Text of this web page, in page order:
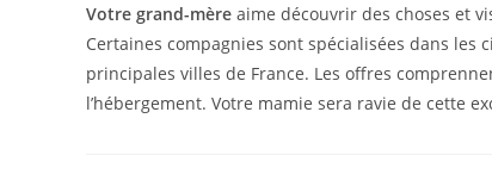
Votre grand-mère aime découvrir des choses et
Certaines compagnies sont spécialisées dans
principales villes de France. Les offres
l’hébergement. Votre mamie sera ravie de cette